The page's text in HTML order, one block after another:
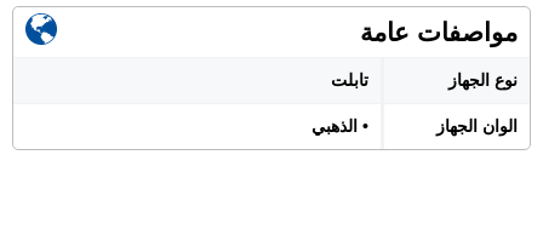
مواصفات عامة
نوع الجهاز تابلت
الوان الجهاز • الذهبي